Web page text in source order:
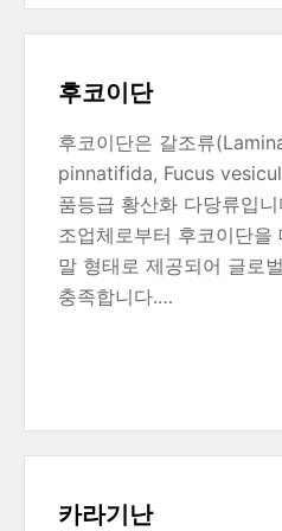
후코이단
후코이단은 갈조류
pinnatifida, Fucus
품등급 황산화 다당류입
조업체로부터 후코이단을
말 형태로 제공되어 글로
충족합니다.…
카라기난